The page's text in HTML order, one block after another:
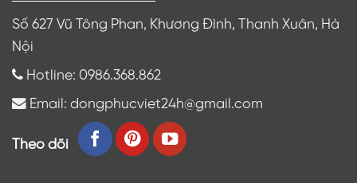
Số 627 Vũ Tông Phan, Khương Đình, Thanh Xuân, Hà
Nội
Hotline: 0986.368.862
Email: dongphucviet24h@gmail.com
Theo dõi